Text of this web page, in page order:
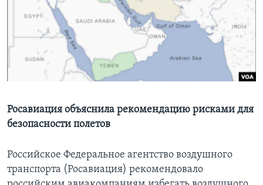
Learning English
СОЦИАЛЬНЫЕ СЕТИ
Языки
Росавиация объяснила рекомендацию рисками для
безопасности полетов
Российское Федеральное агентство воздушного
транспорта (Росавиация) рекомендовало